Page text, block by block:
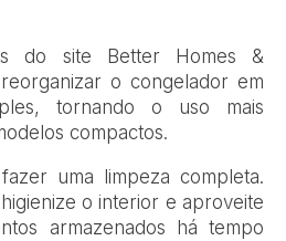
do site Better Homes &
o congelador em
tornando o uso mais
compactos.
uma limpeza completa.
o interior e aproveite
armazenados há tempo